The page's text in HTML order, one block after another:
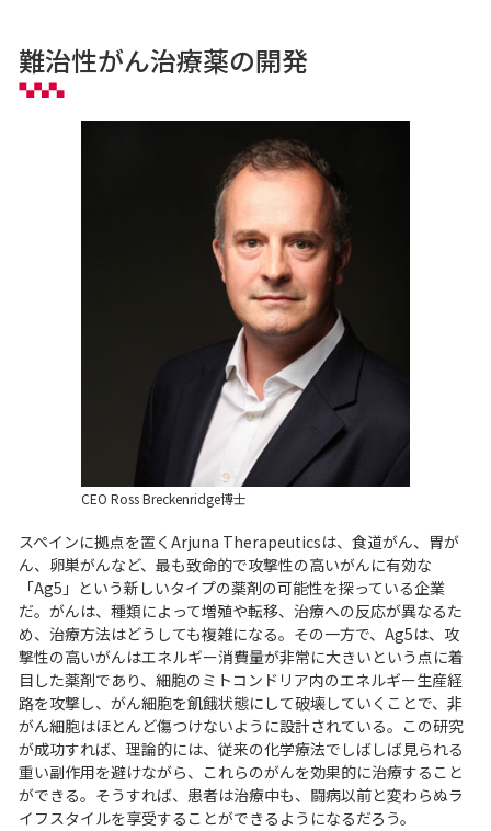
難治性がん治療薬の開発
スペインに拠点を置くArjuna Therapeuticsは、食道がん、胃が
ん、卵巣がんなど、最も致命的で攻撃性の高いがんに有効な
「Ag5」という新しいタイプの薬剤の可能性を探っている企業
だ。がんは、種類によって増殖や転移、治療への反応が異なるた
め、治療方法はどうしても複雑になる。その一方で、Ag5は、攻
撃性の高いがんはエネルギー消費量が非常に大きいという点に着
目した薬剤であり、細胞のミトコンドリア内のエネルギー生産経
路を攻撃し、がん細胞を飢餓状態にして破壊していくことで、非
がん細胞はほとんど傷つけないように設計されている。この研究
が成功すれば、理論的には、従来の化学療法でしばしば見られる
重い副作用を避けながら、これらのがんを効果的に治療すること
ができる。そうすれば、患者は治療中も、闘病以前と変わらぬラ
イフスタイルを享受することができるようになるだろう。
CEO Ross Breckenridge博士